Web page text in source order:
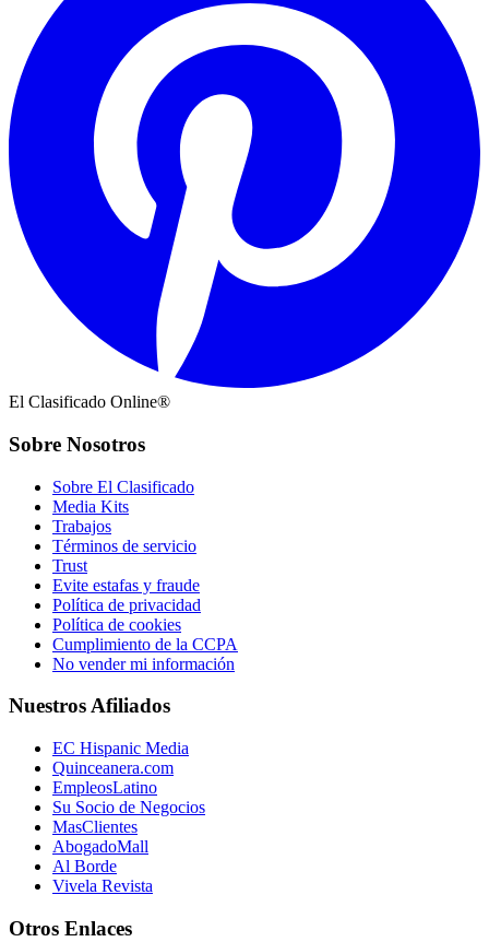
El Clasificado Online®
Sobre Nosotros
Sobre El Clasificado
Media Kits
Trabajos
Términos de servicio
Trust
Evite estafas y fraude
Política de privacidad
Política de cookies
Cumplimiento de la CCPA
No vender mi información
Nuestros Afiliados
EC Hispanic Media
Quinceanera.com
EmpleosLatino
Su Socio de Negocios
MasClientes
AbogadoMall
Al Borde
Vivela Revista
Otros Enlaces